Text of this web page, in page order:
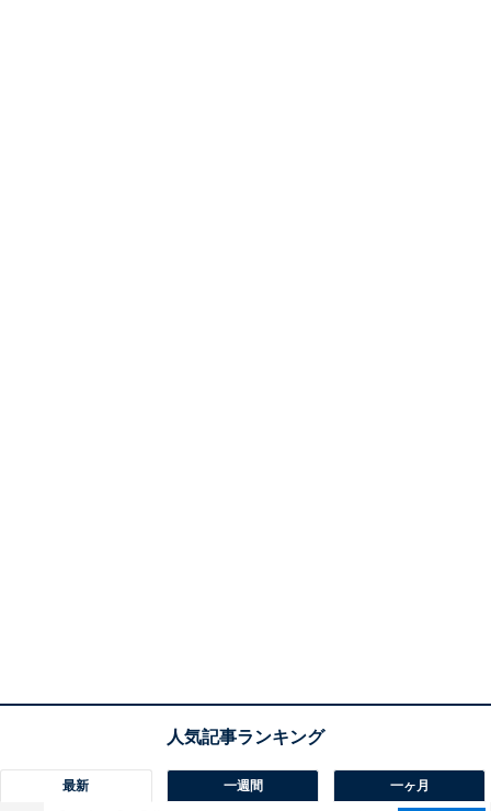
最新 一週間 一ヶ月